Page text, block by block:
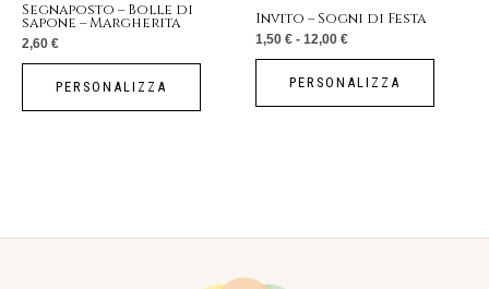
Segnaposto – Bolle di
sapone – Margherita
2,60 €
PERSONALIZZA
Invito – Sogni di Festa
1,50 € - 12,00 €
PERSONALIZZA
nella
del